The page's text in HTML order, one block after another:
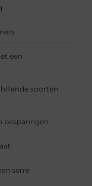
een
soorten
besparingen
serre